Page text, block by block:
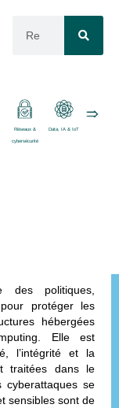
Réseaux &
cybersécurité
Data, IA & IoT
des politiques,
protéger les
hébergées
Elle est
l’intégrité et la
traitées dans le
se
sensibles sont de